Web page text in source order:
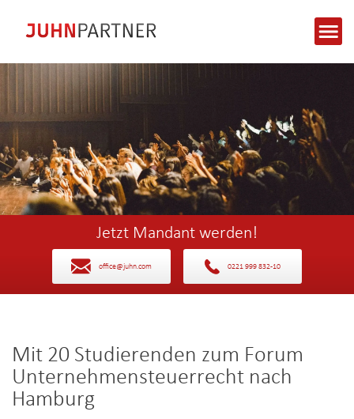
Jetzt Mandant werden!
office@juhn.com 0221 999 832-10
Mit 20 Studierenden zum Forum
Unternehmensteuerrecht nach
Hamburg